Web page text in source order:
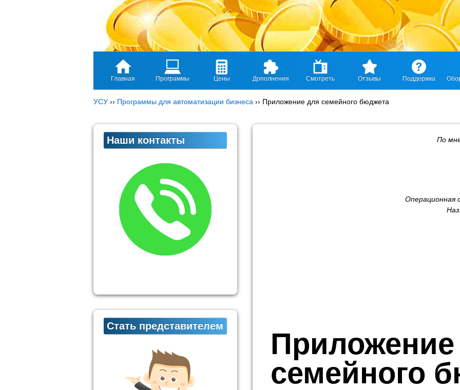
Главная Программы Цены Дополнения Смотреть Отзывы Поддержка
УСУ ›› Программы для автоматизации бизнеса ›› Приложение для семейного бюджета
По
Операционная
семейного
Наши контакты
Стать представителем